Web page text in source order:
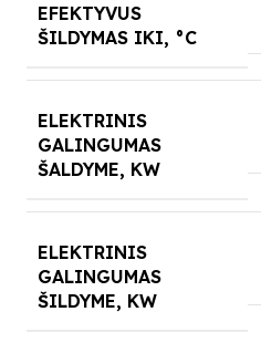
EFEKTYVUS
ŠILDYMAS IKI, °C
ELEKTRINIS
GALINGUMAS
ŠALDYME, KW
ELEKTRINIS
GALINGUMAS
ŠILDYME, KW